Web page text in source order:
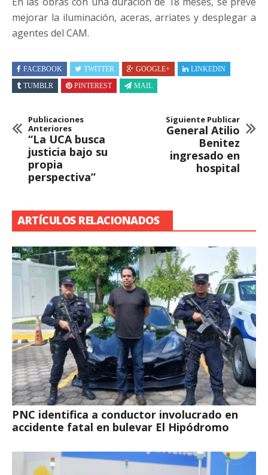
mejorar la iluminación, aceras, arriates y desplegar a
agentes del CAM.
FACEBOOK TWITTER GOOGLE+
LINKEDIN
TUMBLR
PINTEREST MAIL
Publicaciones
Anteriores
“La UCA busca
justicia bajo su
propia
perspectiva”
Siguiente Publicar
General Atilio
Benitez
ingresado en
hospital
ARTÍCULOS RELACIONADOS
PNC identifica a conductor involucrado en
accidente fatal en bulevar El Hipódromo